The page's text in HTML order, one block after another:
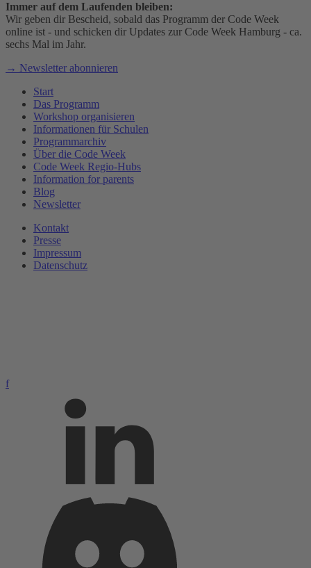
Immer auf dem Laufenden bleiben:
Wir geben dir Bescheid, sobald das Programm der Code Week
online ist - und schicken dir Updates zur Code Week Hamburg - ca.
sechs Mal im Jahr.
→ Newsletter abonnieren
Start
Das Programm
Workshop organisieren
Informationen für Schulen
Programmarchiv
Über die Code Week
Code Week Regio-Hubs
Information for parents
Blog
Newsletter
Kontakt
Presse
Impressum
Datenschutz
f